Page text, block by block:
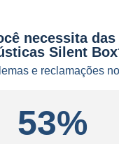
necessita das
Silent
e reclamações
53%